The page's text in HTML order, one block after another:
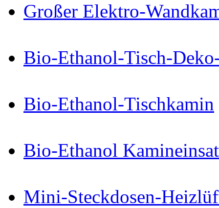
Großer Elektro-
Bio-Ethanol-Tisch-
Bio-Ethanol-Tischkamin
Bio-Ethanol
Mini-Steckdosen-